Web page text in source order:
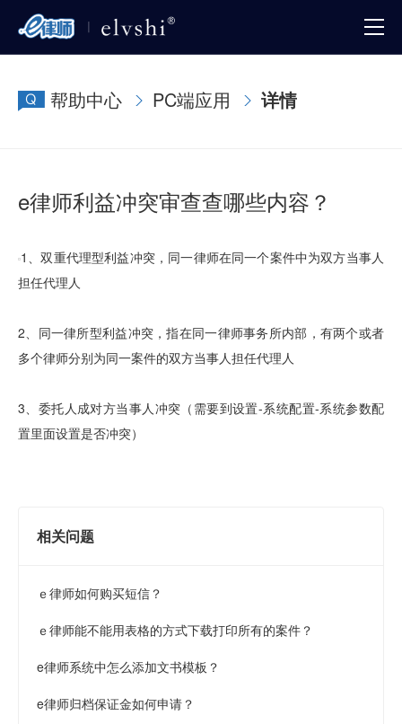
帮助中心 PC端应用 详情
e律师利益冲突审查查哪些内容？
1、双重代理型利益冲突，同一律师在同一个案件中为双方当事人
担任代理人
2、同一律所型利益冲突，指在同一律师事务所内部，有两个或者
多个律师分别为同一案件的双方当事人担任代理人
3、委托人成对方当事人冲突（需要到设置-系统配置-系统参数配
置里面设置是否冲突）
相关问题
ｅ律师如何购买短信？
ｅ律师能不能用表格的方式下载打印所有的案件？
e律师系统中怎么添加文书模板？
e律师归档保证金如何申请？